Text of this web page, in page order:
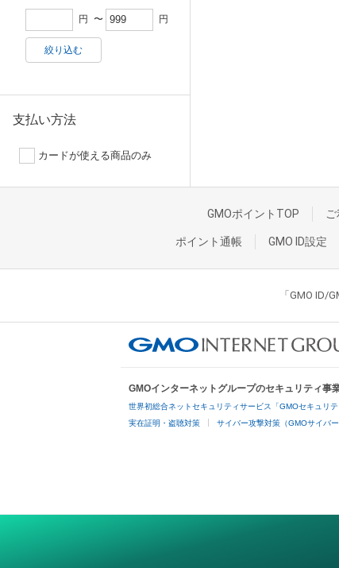
円 〜 円
絞り込む
支払い方法
カードが使える商品のみ
GMOポイントTOP
ポイント通帳 GMO ID設定
「GMO ID/
GMOインターネットグループのセキュリティ事
世界初総合ネットセキュリティサービス「GMOセキュリテ
実在証明・盗聴対策 サイバー攻撃対策（GMOサイバ